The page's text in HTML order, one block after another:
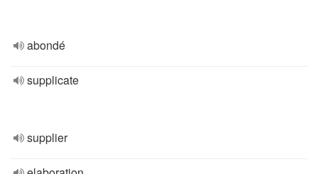
abondé
supplicate
supplier